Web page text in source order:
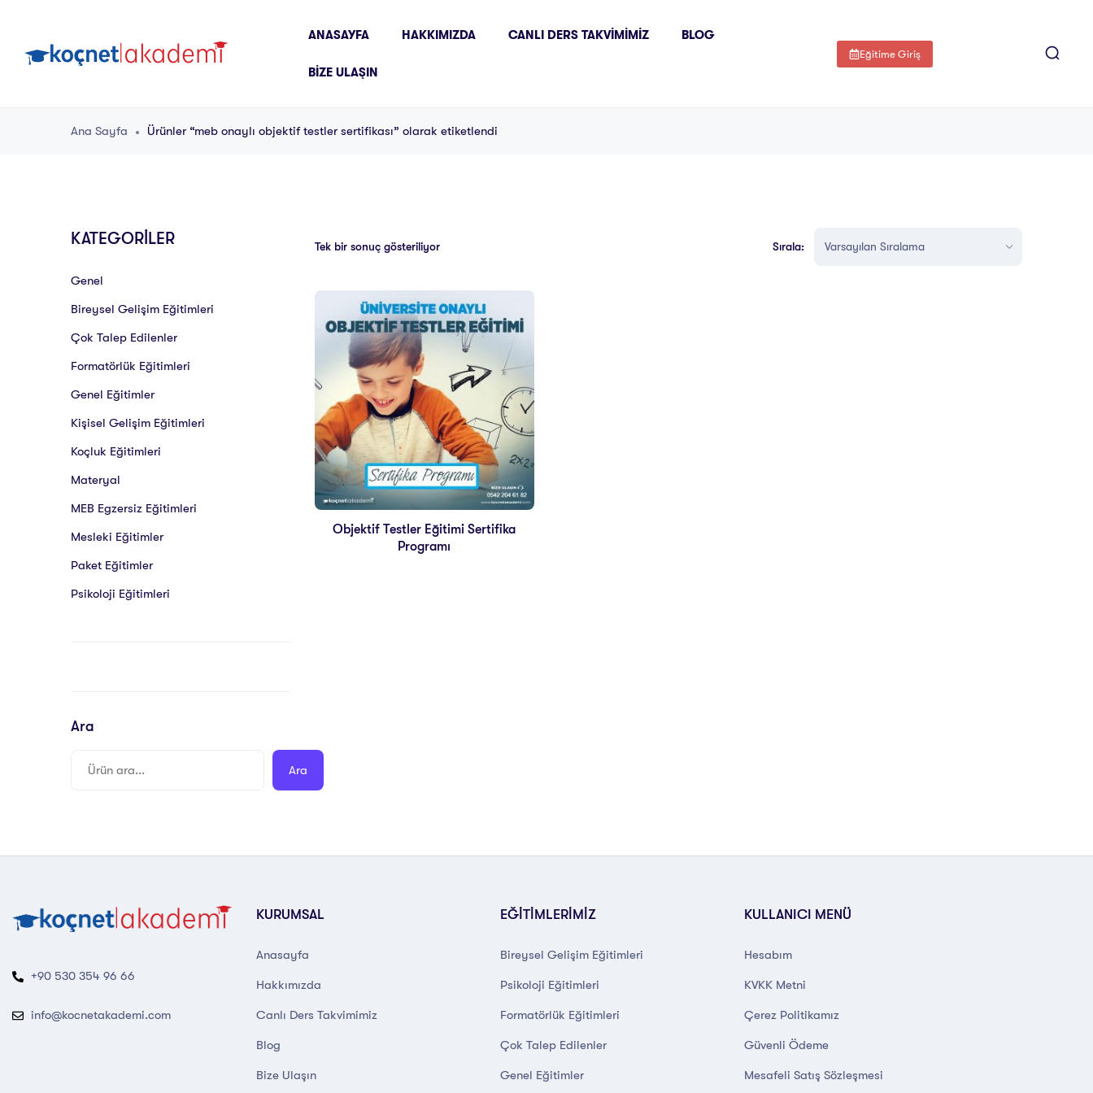
ANASAYFA HAKKIMIZDA CANLI DERS TAKVIMIMIZ BLOG
BIZE ULAŞIN
Eğitime Giriş
Ana Sayfa Ürünler “meb onaylı objektif testler sertifikası” olarak etiketlendi
KATEGORİLER
Genel
Bireysel Gelişim Eğitimleri
Çok Talep Edilenler
Formatörlük Eğitimleri
Genel Eğitimler
Kişisel Gelişim Eğitimleri
Koçluk Eğitimleri
Materyal
MEB Egzersiz Eğitimleri
Mesleki Eğitimler
Paket Eğitimler
Psikoloji Eğitimleri
Ara
Ara
Tek bir sonuç gösteriliyor Sırala:
Objektif Testler Eğitimi Sertifika
Programı
+90 530 354 96 66
info@kocnetakademi.com
KURUMSAL
Anasayfa
Hakkımızda
Canlı Ders Takvimimiz
Blog
Bize Ulaşın
EĞİTİMLERİMİZ
Bireysel Gelişim Eğitimleri
Psikoloji Eğitimleri
Formatörlük Eğitimleri
Çok Talep Edilenler
Genel Eğitimler
KULLANICI MENÜ
Hesabım
KVKK Metni
Çerez Politikamız
Güvenli Ödeme
Mesafeli Satış Sözleşmesi